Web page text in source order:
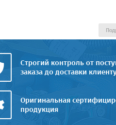
Строгий контроль от
заказа до доставки
Оригинальная
продукция